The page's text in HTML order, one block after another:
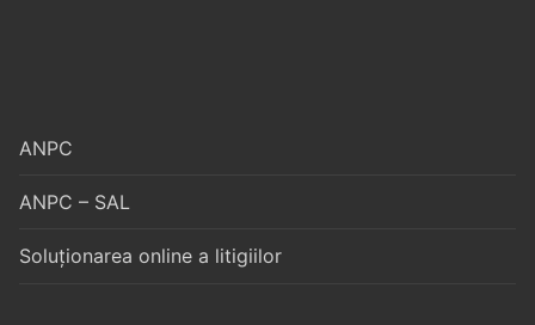
ANPC
ANPC – SAL
Soluționarea online a litigiilor